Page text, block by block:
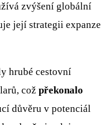
zvýšení globální
její strategii expanze
hrubé cestovní
což překonalo
důvěru v potenciál